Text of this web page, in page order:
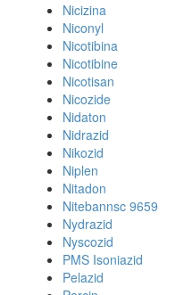
Nicizina
Niconyl
Nicotibina
Nicotibine
Nicotisan
Nicozide
Nidaton
Nidrazid
Nikozid
Niplen
Nitadon
Nitebannsc 9659
Nydrazid
Nyscozid
PMS Isoniazid
Pelazid